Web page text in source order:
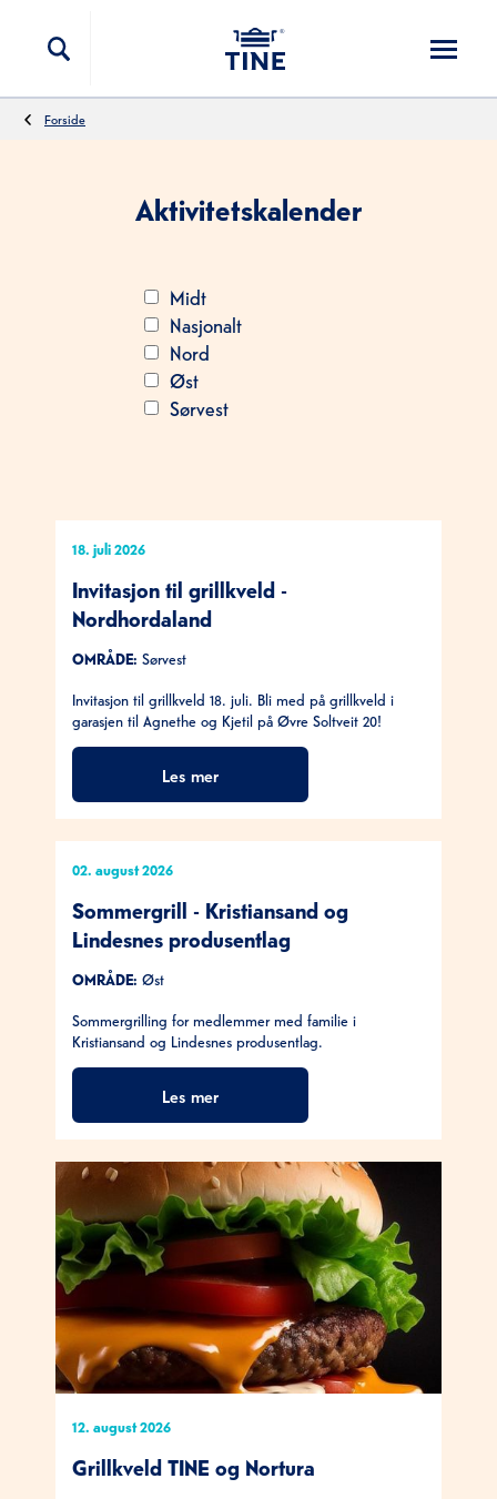
Forside
Aktivitetskalender
Midt
Nasjonalt
Nord
Øst
Sørvest
18. juli 2026
Invitasjon til grillkveld -
Nordhordaland
OMRÅDE: Sørvest
Invitasjon til grillkveld 18. juli. Bli med på grillkveld i
garasjen til Agnethe og Kjetil på Øvre Soltveit 20!
Les mer
02. august 2026
Sommergrill - Kristiansand og
Lindesnes produsentlag
OMRÅDE: Øst
Sommergrilling for medlemmer med familie i
Kristiansand og Lindesnes produsentlag.
Les mer
12. august 2026
Grillkveld TINE og Nortura